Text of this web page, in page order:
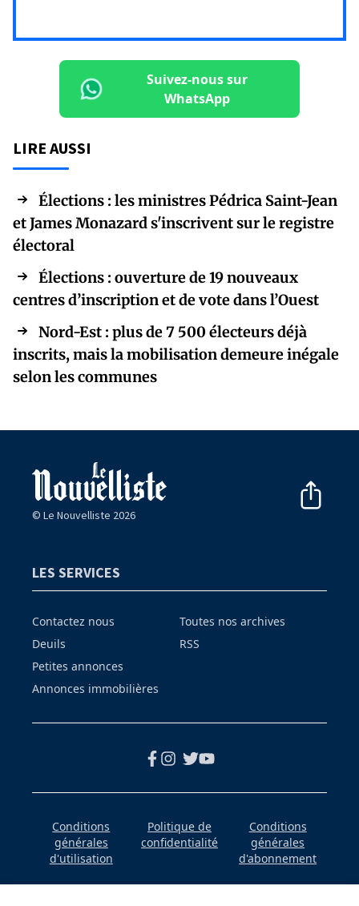
Suivez-nous sur
WhatsApp
LIRE AUSSI
Élections : les ministres Pédrica Saint-Jean
et James Monazard s'inscrivent sur le registre
électoral
Élections : ouverture de 19 nouveaux
centres d’inscription et de vote dans l’Ouest
Nord-Est : plus de 7 500 électeurs déjà
inscrits, mais la mobilisation demeure inégale
selon les communes
© Le Nouvelliste 2026
LES SERVICES
Contactez nous
Deuils
Petites annonces
Annonces immobilières
Toutes nos archives
RSS
Conditions
générales
d'utilisation
Politique de
confidentialité
Conditions
générales
d'abonnement